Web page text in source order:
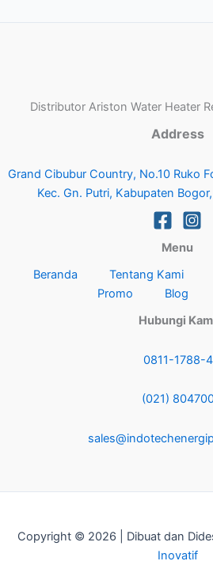
Distributor Ariston Water Heater
Address
Grand Cibubur Country, No.10 Ruko
Kec. Gn. Putri, Kabupaten
Menu
Beranda
Tentang Kami
Promo
Blog
Hubungi
0811-1788-
(021)
Copyright © 2026 | Dibuat dan
Inovatif